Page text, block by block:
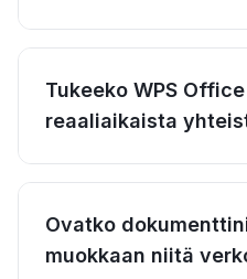
Tukeeko WPS
reaaliaikaista
Ovatko
muokkaan niitä